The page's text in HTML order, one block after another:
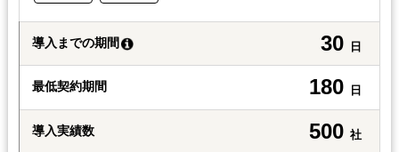
導入までの期間 30 日
最低契約期間 180 日
導入実績数 500 社